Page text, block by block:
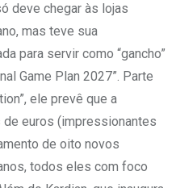
deve chegar às lojas
mas teve sua
para servir como “gancho”
Game Plan 2027”. Parte
ele prevê que a
euros (impressionantes
de oito novos
todos eles com foco